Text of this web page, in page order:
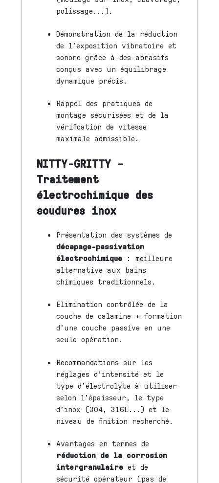
polissage...).
Démonstration de la réduction
de l’exposition vibratoire et
sonore grâce à des abrasifs
conçus avec un équilibrage
dynamique précis.
Rappel des pratiques de
montage sécurisées et de la
vérification de vitesse
maximale admissible.
NITTY-GRITTY –
Traitement
électrochimique des
soudures inox
Présentation des systèmes de
décapage-passivation
électrochimique: meilleure
alternative aux bains
chimiques traditionnels.
Élimination contrôlée de la
couche de calamine + formation
d’une couche passive en une
seule opération.
Recommandations sur les
réglages d’intensité et le
type d’électrolyte à utiliser
selon l’épaisseur, le type
d’inox (304, 316L...) et le
niveau de finition recherché.
Avantages en termes de
réduction de la corrosion
intergranulaireet de
sécurité opérateur (pas de